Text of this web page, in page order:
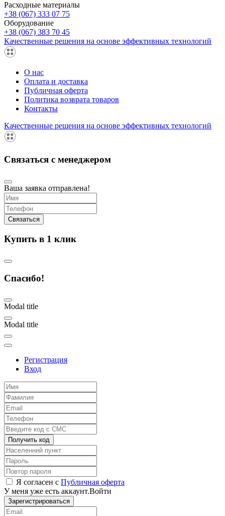
Расходные материалы
+38 (067) 333 07 75
Оборудование
+38 (067) 383 70 45
Качественные решения на основе эффективных технологий
О нас
Оплата и доставка
Публичная оферта
Политика возврата товаров
Контакты
Качественные решения на основе эффективных технологий
Связаться с менеджером
Ваша заявка отправлена!
Купить в 1 клик
Спасибо!
Modal title
Modal title
Регистрация
Вход
Получить код
Я согласен с Публичная оферта
У меня уже есть аккаунт.Войти
Зарегистрироваться